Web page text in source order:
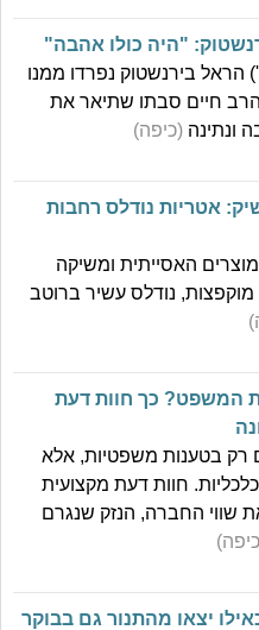
"היה כולו אהבה"
הראל בירנשטוק נפרדו ממנו
חיים סבתו שתיאר את
ונתינה (כיפה)
אטריות נודלס רחבות
האסייתית ומשיקה
נודלס עשיר ברוטב
המשפט? כך חוות דעת
רק בטענות משפטיות, אלא
חוות דעת מקצועית
שווי החברה, הנזק שנגרם
יצאו מהתנור גם בבוקר